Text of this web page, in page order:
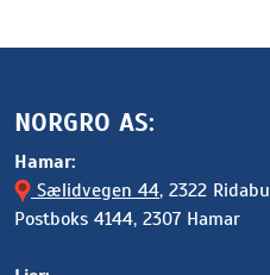
NORGRO AS:
Hamar:
Sælidvegen 44, 2322 Ridabu
Postboks 4144, 2307 Hamar